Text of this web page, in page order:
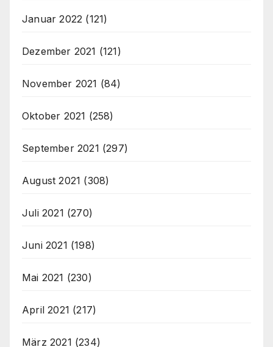
Januar 2022 (121)
Dezember 2021 (121)
November 2021 (84)
Oktober 2021 (258)
September 2021 (297)
August 2021 (308)
Juli 2021 (270)
Juni 2021 (198)
Mai 2021 (230)
April 2021 (217)
März 2021 (234)